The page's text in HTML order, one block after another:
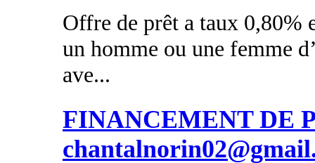
Offre de prêt a taux 0,80%
un homme ou une femme
ave...
FINANCEMENT DE